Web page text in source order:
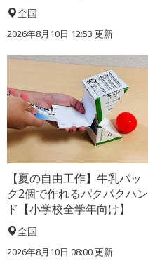
全国
2026年8月10日 12:53 更新
【夏の自由工作】牛乳パッ
ク2個で作れるパクパクハン
ド【小学校全学年向け】
全国
2026年8月10日 08:00更新